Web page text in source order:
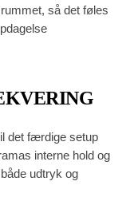
så det føles
det færdige setup
interne hold og
udtryk og